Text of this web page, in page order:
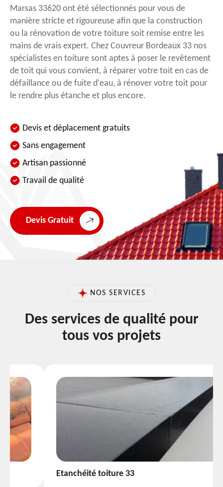
Marsas 33620 ont été sélectionnés pour vous de
manière stricte et rigoureuse afin que la construction
ou la rénovation de votre toiture soit remise entre les
mains de vrais expert. Chez Couvreur Bordeaux 33 nos
spécialistes en toiture sont aptes à poser le revêtement
de toit qui vous convient, à réparer votre toit en cas de
défaillance ou de fuite d'eau, à rénover votre toit pour
le rendre plus étanche et plus encore.
Devis et déplacement gratuits
Sans engagement
Artisan passionné
Travail de qualité
Devis Gratuit
NOS SERVICES
Des services de qualité pour
tous vos projets
Etanchéité toiture 33